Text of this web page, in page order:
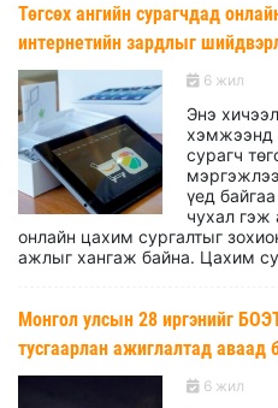
Төгсөх ангийн сурагчдад
интернетийн зардлыг
6 жил
Энэ
хэмжээнд
сурагч
үед
чухал гэж
онлайн цахим сургалтыг
ажлыг хангаж байна. Цахим
Монгол улсын 28 иргэнийг
тусгаарлан ажиглалтад аваад
6 жил